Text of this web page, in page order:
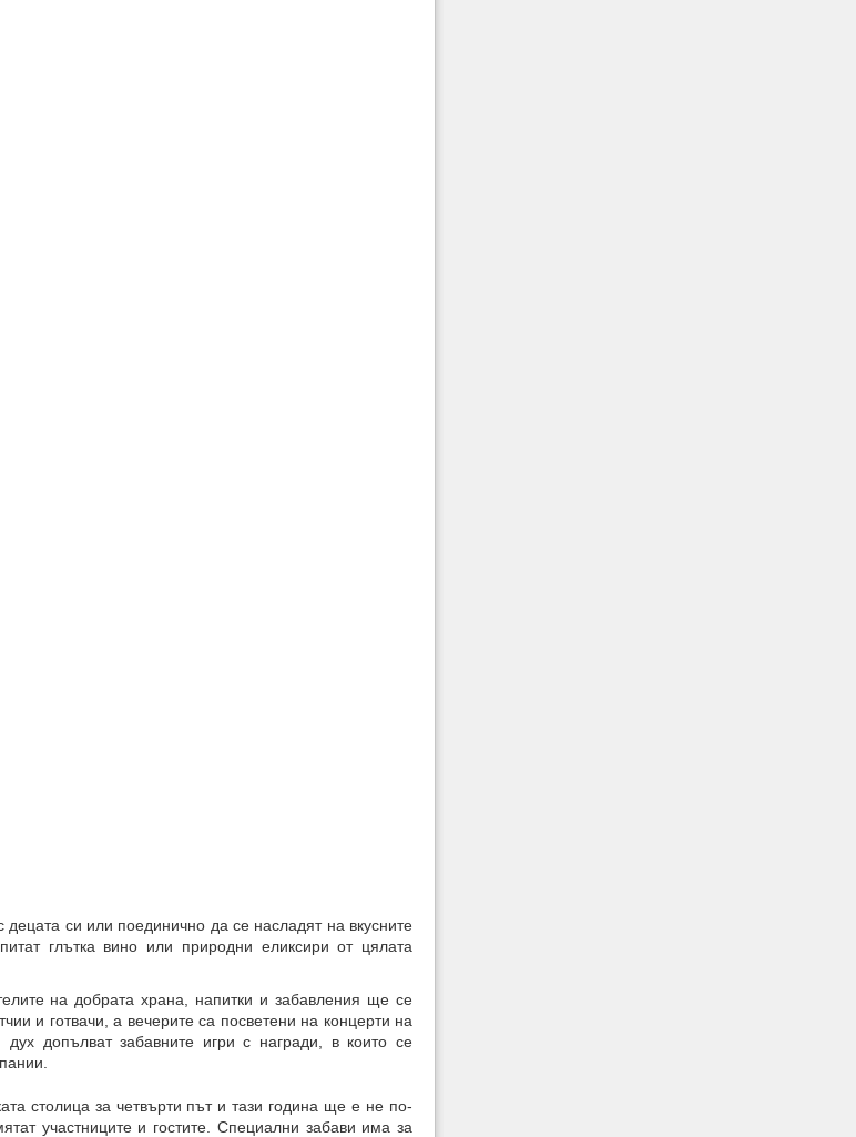
децата си или поединично да се насладят на вкусните
глътка вино или природни еликсири от цялата
на добрата храна, напитки и забавления ще се
и готвачи, а вечерите са посветени на концерти на
допълват забавните игри с награди, в които се
столица за четвърти път и тази година ще е не по-
участниците и гостите. Специални забави има за